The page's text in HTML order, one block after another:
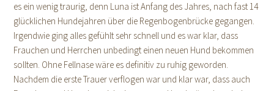
es ein wenig traurig, denn Luna ist Anfang des Jahres, nach fast 14
glücklichen Hundejahren über die Regenbogenbrücke gegangen.
Irgendwie ging alles gefühlt sehr schnell und es war klar, dass
Frauchen und Herrchen unbedingt einen neuen Hund bekommen
sollten. Ohne Fellnase wäre es definitiv zu ruhig geworden.
Nachdem die erste Trauer verflogen war und klar war, dass auch